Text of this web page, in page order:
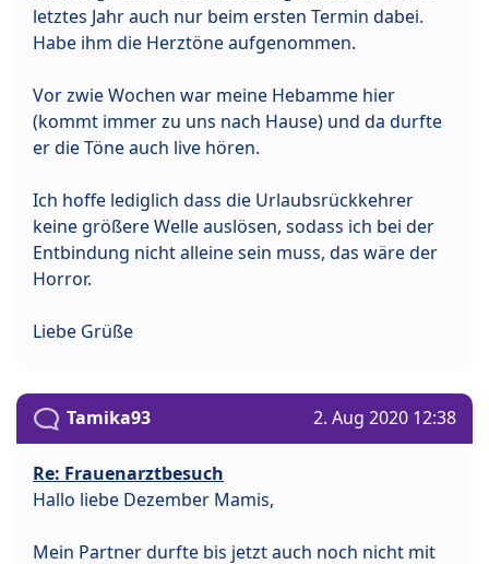
letztes Jahr auch nur beim ersten Termin dabei.
Habe ihm die Herztöne aufgenommen.
Vor zwie Wochen war meine Hebamme hier
(kommt immer zu uns nach Hause) und da durfte
er die Töne auch live hören.
Ich hoffe lediglich dass die Urlaubsrückkehrer
keine größere Welle auslösen, sodass ich bei der
Entbindung nicht alleine sein muss, das wäre der
Horror.
Liebe Grüße
Tamika93 2. Aug 2020 12:38
Re: Frauenarztbesuch
Hallo liebe Dezember Mamis,
Mein Partner durfte bis jetzt auch noch nicht mit